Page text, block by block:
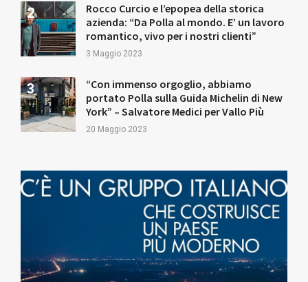
Rocco Curcio e l’epopea della storica
azienda: “Da Polla al mondo. E’ un lavoro
romantico, vivo per i nostri clienti”
3 Maggio 2023
“Con immenso orgoglio, abbiamo
portato Polla sulla Guida Michelin di New
York” – Salvatore Medici per Vallo Più
20 Maggio 2023